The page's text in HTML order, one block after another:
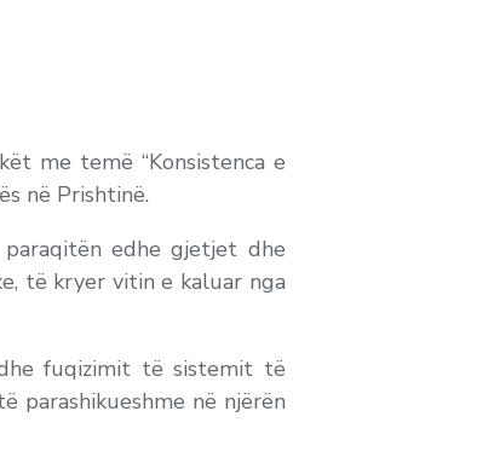
me temë “Konsistenca e
në Prishtinë.
edhe gjetjet dhe
të kryer vitin e kaluar nga
fuqizimit të sistemit të
parashikueshme në njërën